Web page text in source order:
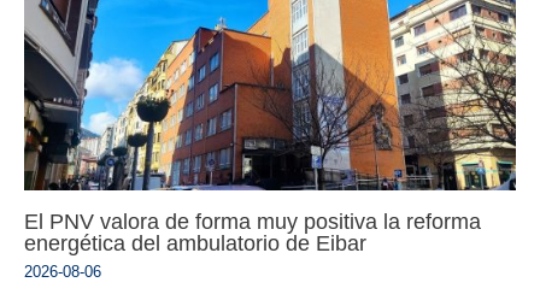
El PNV valora de forma muy positiva la reforma
energética del ambulatorio de Eibar
2026-08-06